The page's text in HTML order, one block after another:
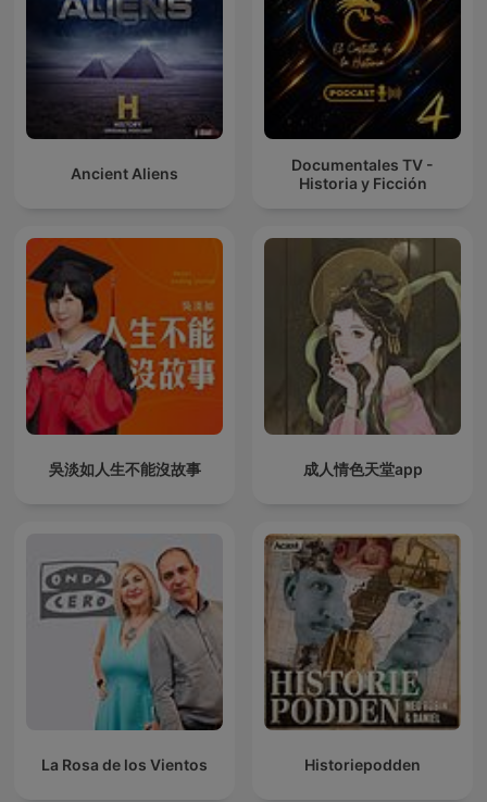
Ancient Aliens
Documentales TV -
Historia y Ficción
吳淡如人生不能沒故事 成人情色天堂app
La Rosa de los Vientos Historiepodden